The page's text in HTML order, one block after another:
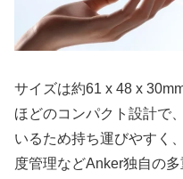
サイズは約61 x 48 x
ほどのコンパクト設計で
いるため持ち運びやすく
度管理などAnker独自の